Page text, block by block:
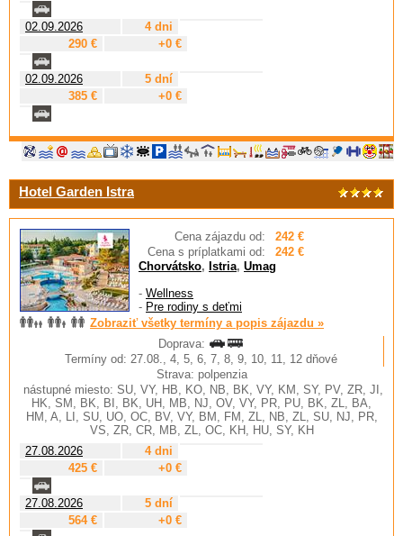
02.09.2026
4 dni
290 €
+0 €
02.09.2026
5 dní
385 €
+0 €
Hotel Garden Istra
Cena zájazdu od:
242 €
Cena s príplatkami od:
242 €
Chorvátsko, Istria, Umag
- Wellness
- Pre rodiny s deťmi
Zobraziť všetky termíny a popis zájazdu »
Doprava:
Termíny od: 27.08., 4, 5, 6, 7, 8, 9, 10, 11, 12 dňové
Strava: polpenzia
nástupné miesto: SU, VY, HB, KO, NB, BK, VY, KM, SY, PV, ZR, JI,
HK, SM, BK, BI, BK, UH, MB, NJ, OV, VY, PR, PU, BK, ZL, BA,
HM, A, LI, SU, UO, OC, BV, VY, BM, FM, ZL, NB, ZL, SU, NJ, PR,
VS, ZR, CR, MB, ZL, OC, KH, HU, SY, KH
27.08.2026
4 dni
425 €
+0 €
27.08.2026
5 dní
564 €
+0 €